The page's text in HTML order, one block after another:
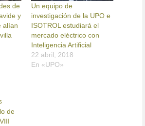
de
y
alían
Un equipo de
investigación de la UPO e
ISOTROL estudiará el
mercado eléctrico con
Inteligencia Artificial
22 abril, 2018
En «UPO»
de